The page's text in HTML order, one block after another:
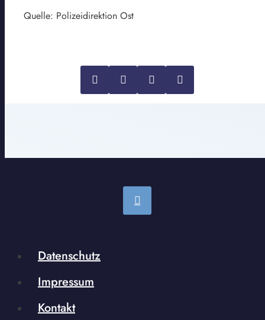
Quelle: Polizeidirektion Ost
Datenschutz
Impressum
Kontakt